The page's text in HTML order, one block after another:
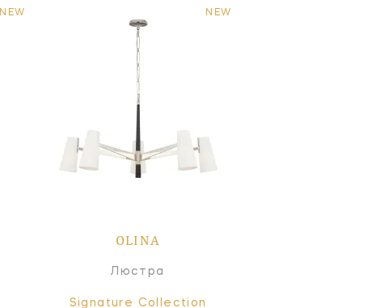
NEW NEW
OLINA
Люстра
Signature Collection